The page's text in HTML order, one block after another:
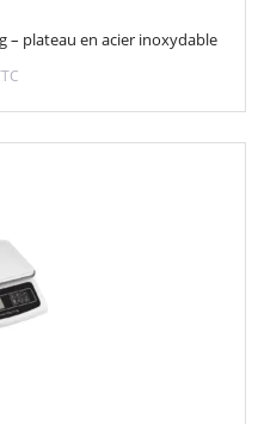
– plateau en acier inoxydable